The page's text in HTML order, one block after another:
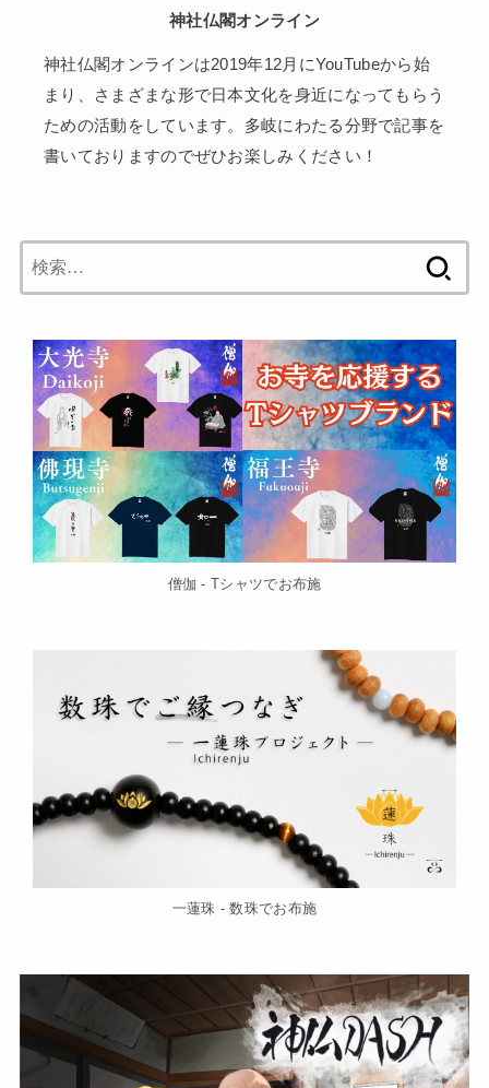
神社仏閣オンライン
神社仏閣オンラインは2019年12月にYouTubeから始
まり、さまざまな形で日本文化を身近になってもらう
ための活動をしています。多岐にわたる分野で記事を
書いておりますのでぜひお楽しみください！
索:
僧伽 - Tシャツでお布施
一蓮珠 - 数珠でお布施